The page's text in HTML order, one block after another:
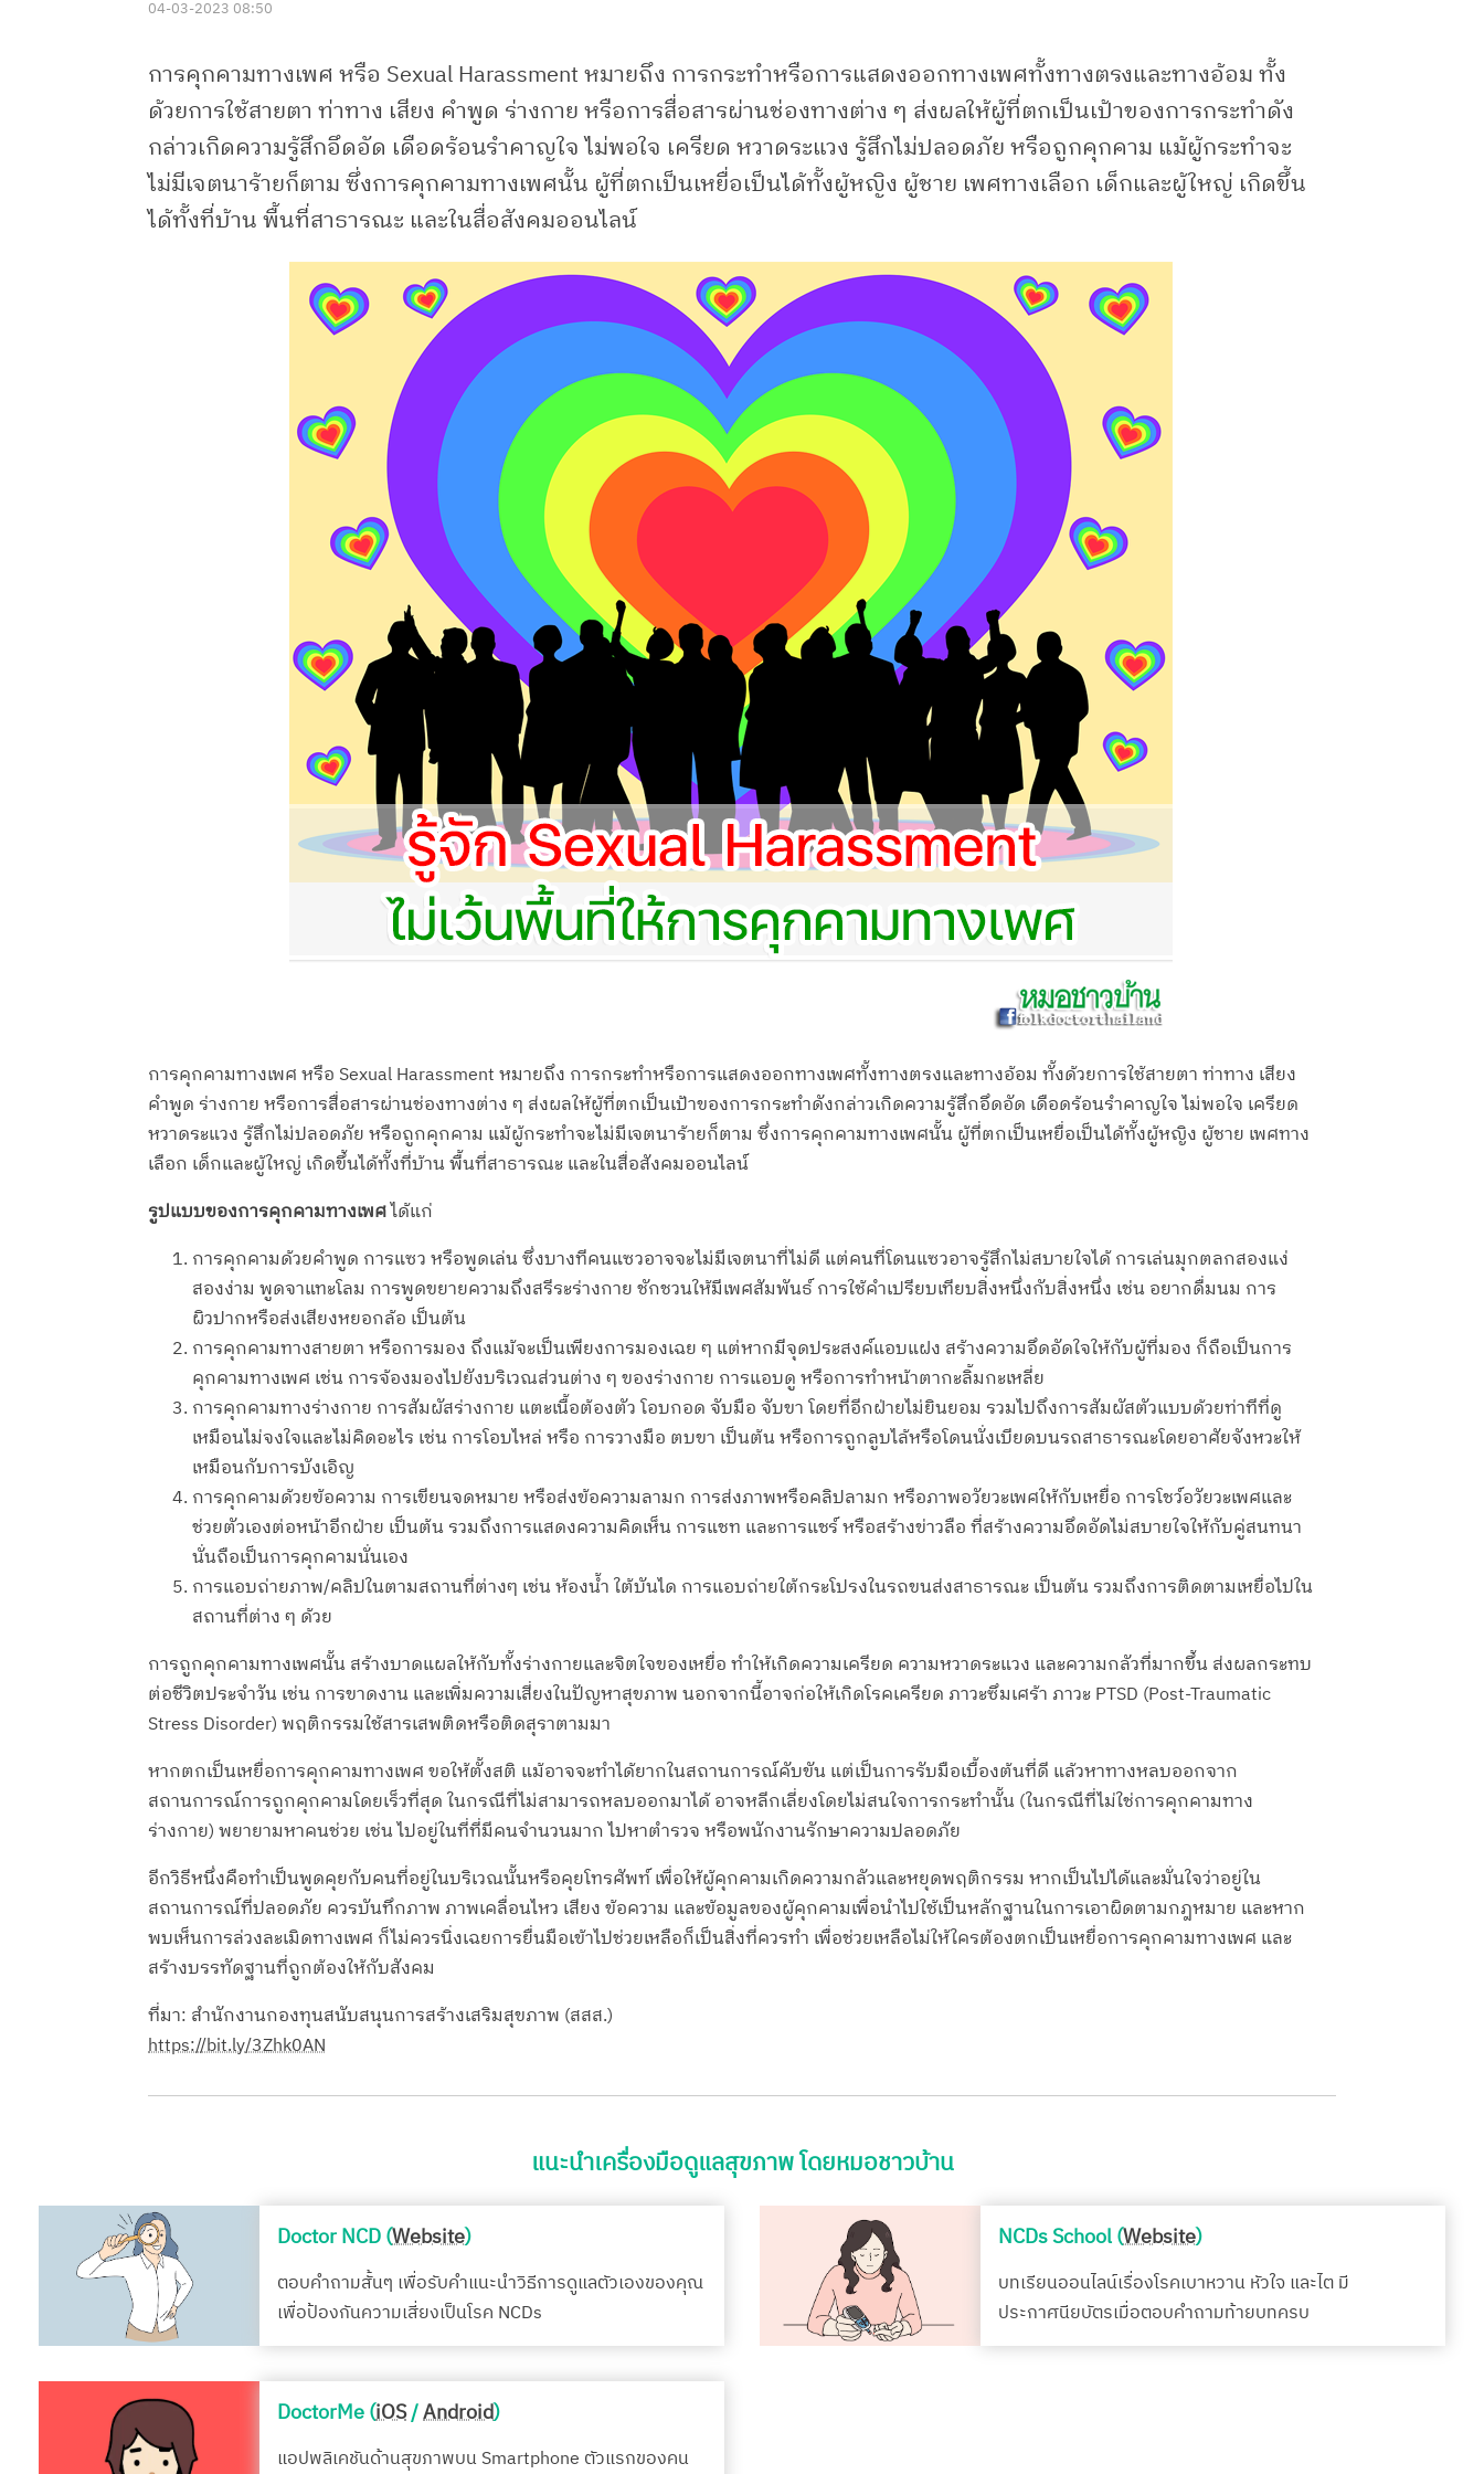
04-03-2023 08:50
การคุกคามทางเพศ หรือ Sexual Harassment หมายถึง การกระทำหรือการแสดงออกทางเพศทั้งทางตรงและทางอ้อม ทั้ง
ด้วยการใช้สายตา ท่าทาง เสียง คำพูด ร่างกาย หรือการสื่อสารผ่านช่องทางต่าง ๆ ส่งผลให้ผู้ที่ตกเป็นเป้าของการกระทำดัง
กล่าวเกิดความรู้สึกอึดอัด เดือดร้อนรำคาญใจ ไม่พอใจ เครียด หวาดระแวง รู้สึกไม่ปลอดภัย หรือถูกคุกคาม แม้ผู้กระทำจะ
ไม่มีเจตนาร้ายก็ตาม ซึ่งการคุกคามทางเพศนั้น ผู้ที่ตกเป็นเหยื่อเป็นได้ทั้งผู้หญิง ผู้ชาย เพศทางเลือก เด็กและผู้ใหญ่ เกิดขึ้น
ได้ทั้งที่บ้าน พื้นที่สาธารณะ และในสื่อสังคมออนไลน์
การคุกคามทางเพศ หรือ Sexual Harassment หมายถึง การกระทำหรือการแสดงออกทางเพศทั้งทางตรงและทางอ้อม ทั้งด้วยการใช้สายตา ท่าทาง เสียง
คำพูด ร่างกาย หรือการสื่อสารผ่านช่องทางต่าง ๆ ส่งผลให้ผู้ที่ตกเป็นเป้าของการกระทำดังกล่าวเกิดความรู้สึกอึดอัด เดือดร้อนรำคาญใจ ไม่พอใจ เครียด
หวาดระแวง รู้สึกไม่ปลอดภัย หรือถูกคุกคาม แม้ผู้กระทำจะไม่มีเจตนาร้ายก็ตาม ซึ่งการคุกคามทางเพศนั้น ผู้ที่ตกเป็นเหยื่อเป็นได้ทั้งผู้หญิง ผู้ชาย เพศทาง
เลือก เด็กและผู้ใหญ่ เกิดขึ้นได้ทั้งที่บ้าน พื้นที่สาธารณะ และในสื่อสังคมออนไลน์
รูปแบบของการคุกคามทางเพศได้แก่
การคุกคามด้วยคำพูด การแซว หรือพูดเล่น ซึ่งบางทีคนแซวอาจจะไม่มีเจตนาที่ไม่ดี แต่คนที่โดนแซวอาจรู้สึกไม่สบายใจได้ การเล่นมุกตลกสองแง่
สองง่าม พูดจาแทะโลม การพูดขยายความถึงสรีระร่างกาย ชักชวนให้มีเพศสัมพันธ์ การใช้คำเปรียบเทียบสิ่งหนึ่งกับสิ่งหนึ่ง เช่น อยากดื่มนม การ
ผิวปากหรือส่งเสียงหยอกล้อ เป็นต้น
การคุกคามทางสายตา หรือการมอง ถึงแม้จะเป็นเพียงการมองเฉย ๆ แต่หากมีจุดประสงค์แอบแฝง สร้างความอึดอัดใจให้กับผู้ที่มอง ก็ถือเป็นการ
คุกคามทางเพศ เช่น การจ้องมองไปยังบริเวณส่วนต่าง ๆ ของร่างกาย การแอบดู หรือการทำหน้าตากะลิ้มกะเหลี่ย
การคุกคามทางร่างกาย การสัมผัสร่างกาย แตะเนื้อต้องตัว โอบกอด จับมือ จับขา โดยที่อีกฝ่ายไม่ยินยอม รวมไปถึงการสัมผัสตัวแบบด้วยท่าทีที่ดู
เหมือนไม่จงใจและไม่คิดอะไร เช่น การโอบไหล่ หรือ การวางมือ ตบขา เป็นต้น หรือการถูกลูบไล้หรือโดนนั่งเบียดบนรถสาธารณะโดยอาศัยจังหวะให้
เหมือนกับการบังเอิญ
การคุกคามด้วยข้อความ การเขียนจดหมาย หรือส่งข้อความลามก การส่งภาพหรือคลิปลามก หรือภาพอวัยวะเพศให้กับเหยื่อ การโชว์อวัยวะเพศและ
ช่วยตัวเองต่อหน้าอีกฝ่าย เป็นต้น รวมถึงการแสดงความคิดเห็น การแชท และการแชร์ หรือสร้างข่าวลือ ที่สร้างความอึดอัดไม่สบายใจให้กับคู่สนทนา
นั่นถือเป็นการคุกคามนั่นเอง
การแอบถ่ายภาพ/คลิปในตามสถานที่ต่างๆ เช่น ห้องน้ำ ใต้บันได การแอบถ่ายใต้กระโปรงในรถขนส่งสาธารณะ เป็นต้น รวมถึงการติดตามเหยื่อไปใน
สถานที่ต่าง ๆ ด้วย
การถูกคุกคามทางเพศนั้น สร้างบาดแผลให้กับทั้งร่างกายและจิตใจของเหยื่อ ทำให้เกิดความเครียด ความหวาดระแวง และความกลัวที่มากขึ้น ส่งผลกระทบ
ต่อชีวิตประจำวัน เช่น การขาดงาน และเพิ่มความเสี่ยงในปัญหาสุขภาพ นอกจากนี้อาจก่อให้เกิดโรคเครียด ภาวะซึมเศร้า ภาวะ PTSD (Post-Traumatic
Stress Disorder) พฤติกรรมใช้สารเสพติดหรือติดสุราตามมา
หากตกเป็นเหยื่อการคุกคามทางเพศ ขอให้ตั้งสติ แม้อาจจะทำได้ยากในสถานการณ์คับขัน แต่เป็นการรับมือเบื้องต้นที่ดี แล้วหาทางหลบออกจาก
สถานการณ์การถูกคุกคามโดยเร็วที่สุด ในกรณีที่ไม่สามารถหลบออกมาได้ อาจหลีกเลี่ยงโดยไม่สนใจการกระทำนั้น (ในกรณีที่ไม่ใช่การคุกคามทาง
ร่างกาย) พยายามหาคนช่วย เช่น ไปอยู่ในที่ที่มีคนจำนวนมาก ไปหาตำรวจ หรือพนักงานรักษาความปลอดภัย
อีกวิธีหนึ่งคือทำเป็นพูดคุยกับคนที่อยู่ในบริเวณนั้นหรือคุยโทรศัพท์ เพื่อให้ผู้คุกคามเกิดความกลัวและหยุดพฤติกรรม หากเป็นไปได้และมั่นใจว่าอยู่ใน
สถานการณ์ที่ปลอดภัย ควรบันทึกภาพ ภาพเคลื่อนไหว เสียง ข้อความ และข้อมูลของผู้คุกคามเพื่อนำไปใช้เป็นหลักฐานในการเอาผิดตามกฎหมาย และหาก
พบเห็นการล่วงละเมิดทางเพศ ก็ไม่ควรนิ่งเฉยการยื่นมือเข้าไปช่วยเหลือก็เป็นสิ่งที่ควรทำ เพื่อช่วยเหลือไม่ให้ใครต้องตกเป็นเหยื่อการคุกคามทางเพศ และ
สร้างบรรทัดฐานที่ถูกต้องให้กับสังคม
ที่มา: สำนักงานกองทุนสนับสนุนการสร้างเสริมสุขภาพ (สสส.)
https://bit.ly/3Zhk0AN
แนะนำเครื่องมือดูแลสุขภาพ โดยหมอชาวบ้าน
Doctor NCD (Website)
ตอบคำถามสั้นๆ เพื่อรับคำแนะนำวิธีการดูแลตัวเองของคุณ
เพื่อป้องกันความเสี่ยงเป็นโรค NCDs
NCDs School (Website)
บทเรียนออนไลน์เรื่องโรคเบาหวาน หัวใจ และไต มี
ประกาศนียบัตรเมื่อตอบคำถามท้ายบทครบ
DoctorMe (iOS/Android)
แอปพลิเคชันด้านสุขภาพบน Smartphone ตัวแรกของคน